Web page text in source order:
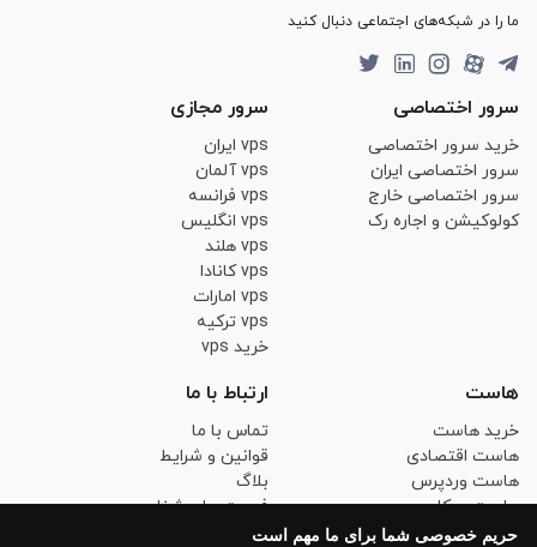
حریم خصوصی شما برای ما مهم است
ما را در شبکه‌های اجتماعی دنبال کنید
سرور اختصاصی
خرید سرور اختصاصی
سرور اختصاصی ایران
سرور اختصاصی خارج
کولوکیشن و اجاره رک
سرور مجازی
vps ایران
vps آلمان
vps فرانسه
vps انگلیس
vps هلند
vps کانادا
vps امارات
vps ترکیه
خرید vps
هاست
خرید هاست
هاست اقتصادی
هاست وردپرس
هاست ووکامرس
هاست لینوکس حرفه ای
ارتباط با ما
تماس با ما
قوانین و شرایط
بلاگ
فرصت های شغلی
حریم خصوصی